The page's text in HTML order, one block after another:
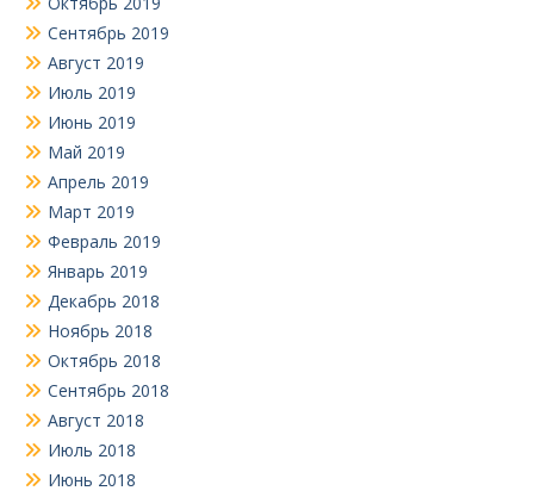
Сентябрь 2019
Август 2019
Июль 2019
Июнь 2019
Май 2019
Апрель 2019
Март 2019
Февраль 2019
Январь 2019
Декабрь 2018
Ноябрь 2018
Октябрь 2018
Сентябрь 2018
Август 2018
Июль 2018
Июнь 2018